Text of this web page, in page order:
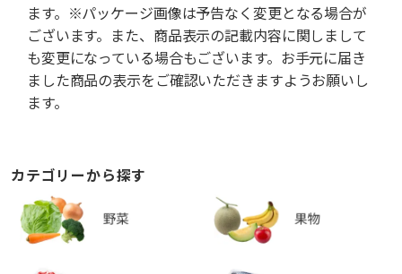
ます。※パッケージ画像は予告なく変更となる場合が
ございます。また、商品表示の記載内容に関しまして
も変更になっている場合もございます。お手元に届き
ました商品の表示をご確認いただきますようお願いし
ます。
カテゴリーから探す